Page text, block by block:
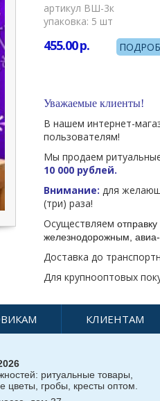
артикул ВШ-3к
упаковка: 5 шт
455.00р.
Уважаемые клиенты!
В нашем интернет-
пользователям!
Мы продаем
10 000 рублей.
Внимание: для
(три) раза!
Осуществляем
железнодорожным,
Доставка до
Для крупнооптовых
КЛИЕНТАМ
ритуальные товары,
цветы, гробы, кресты оптом.